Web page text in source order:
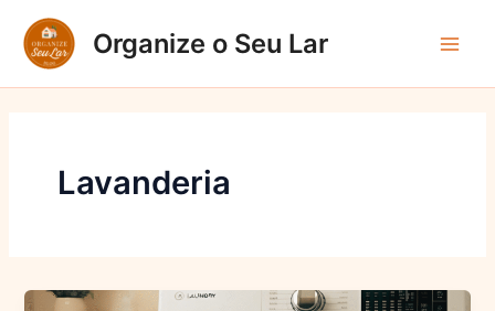
para
conteúdo
Organize o Seu Lar
Lavanderia